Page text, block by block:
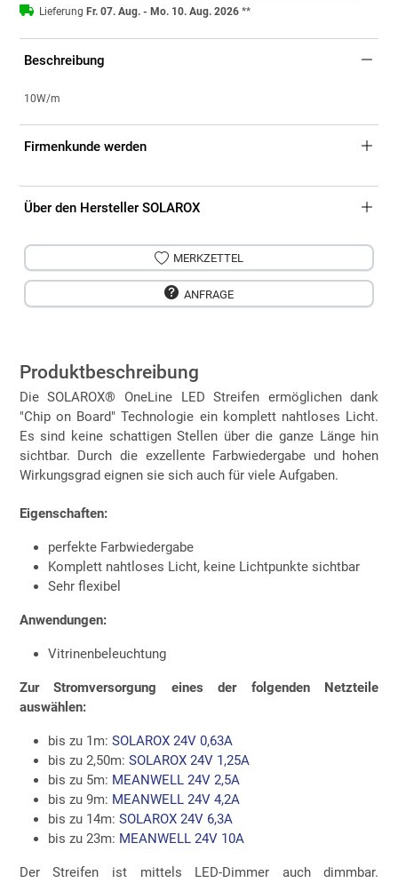
Lieferung Fr. 07. Aug. - Mo. 10. Aug. 2026**
Beschreibung
10W/m
Firmenkunde werden
Über den Hersteller SOLAROX
MERKZETTEL
ANFRAGE
Produktbeschreibung
Die SOLAROX® OneLine LED Streifen ermöglichen dank
"Chip on Board" Technologie ein komplett nahtloses Licht.
Es sind keine schattigen Stellen über die ganze Länge hin
sichtbar. Durch die exzellente Farbwiedergabe und hohen
Wirkungsgrad eignen sie sich auch für viele Aufgaben.
Eigenschaften:
perfekte Farbwiedergabe
Komplett nahtloses Licht, keine Lichtpunkte sichtbar
Sehr flexibel
Anwendungen:
Vitrinenbeleuchtung
Zur Stromversorgung eines der folgenden Netzteile
auswählen:
bis zu 1m: SOLAROX 24V 0,63A
bis zu 2,50m: SOLAROX 24V 1,25A
bis zu 5m: MEANWELL 24V 2,5A
bis zu 9m: MEANWELL 24V 4,2A
bis zu 14m: SOLAROX 24V 6,3A
bis zu 23m: MEANWELL 24V 10A
Der Streifen ist mittels LED-Dimmer auch dimmbar.